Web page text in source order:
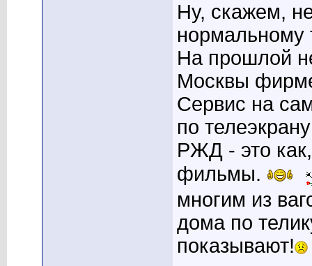
Ну, скажем,
нормальному
На прошлой
Москвы
Сервис на
по
РЖД - это
фильмы.
многим из
дома по
показывают!